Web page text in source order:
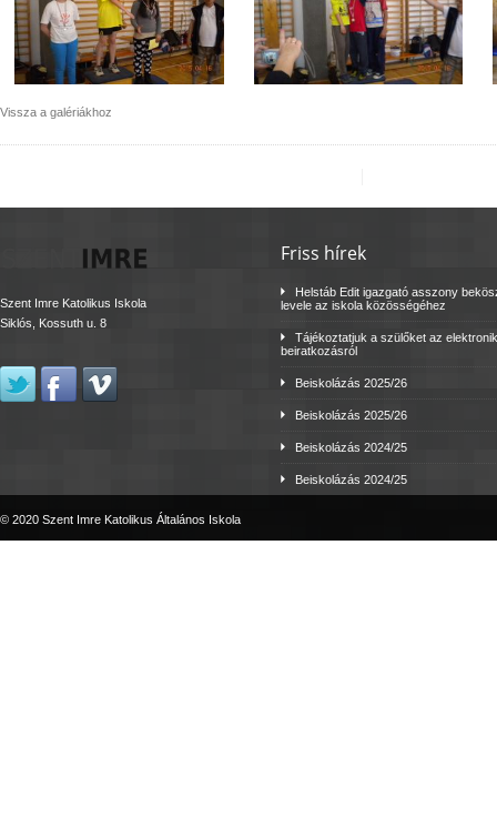
Vissza a galériákhoz
Szent Imre Katolikus Iskola
Siklós, Kossuth u. 8
Friss hírek
Helstáb Edit igazgató asszony
levele az iskola közösségéhez
Tájékoztatjuk a szülőket az
beiratkozásról
Beiskolázás 2025/26
Beiskolázás 2025/26
Beiskolázás 2024/25
Beiskolázás 2024/25
© 2020 Szent Imre Katolikus Általános Iskola